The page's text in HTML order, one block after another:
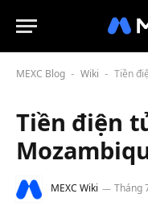
MEXC Blog - Wiki - Tiền
Tiền điện
MEXC Wiki Tháng